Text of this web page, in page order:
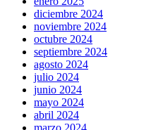
diciembre 2024
noviembre 2024
octubre 2024
septiembre 2024
agosto 2024
julio 2024
junio 2024
mayo 2024
abril 2024